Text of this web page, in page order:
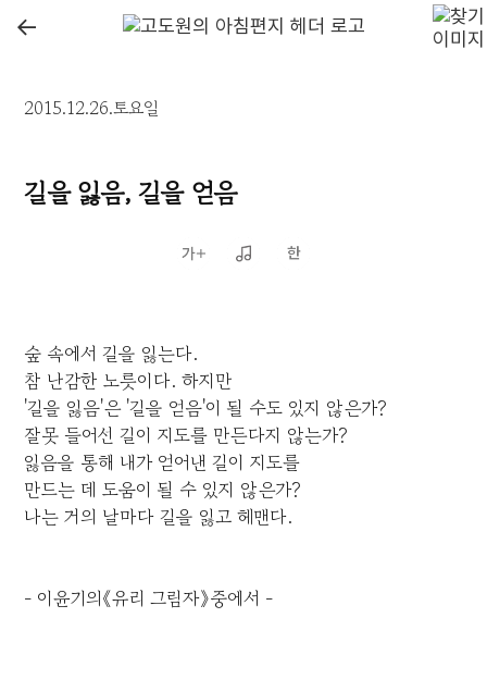
←
2015.12.26.토요일
길을 잃음, 길을 얻음
숲 속에서 길을 잃는다.
참 난감한 노릇이다. 하지만
'길을 잃음'은 '길을 얻음'이 될 수도 있지 않은가?
잘못 들어선 길이 지도를 만든다지 않는가?
잃음을 통해 내가 얻어낸 길이 지도를
만드는 데 도움이 될 수 있지 않은가?
나는 거의 날마다 길을 잃고 헤맨다.
- 이윤기의《유리 그림자》중에서 -